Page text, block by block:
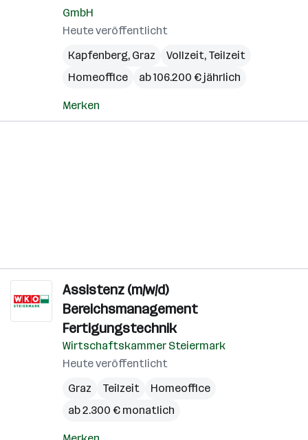
GmbH
Heute veröffentlicht
Kapfenberg, Graz
Vollzeit, Teilzeit
Homeoffice
ab 106.200 € jährlich
Merken
Assistenz (m/w/d)
Bereichsmanagement
Fertigungstechnik
Wirtschaftskammer Steiermark
Heute veröffentlicht
Graz
Teilzeit
Homeoffice
ab 2.300 € monatlich